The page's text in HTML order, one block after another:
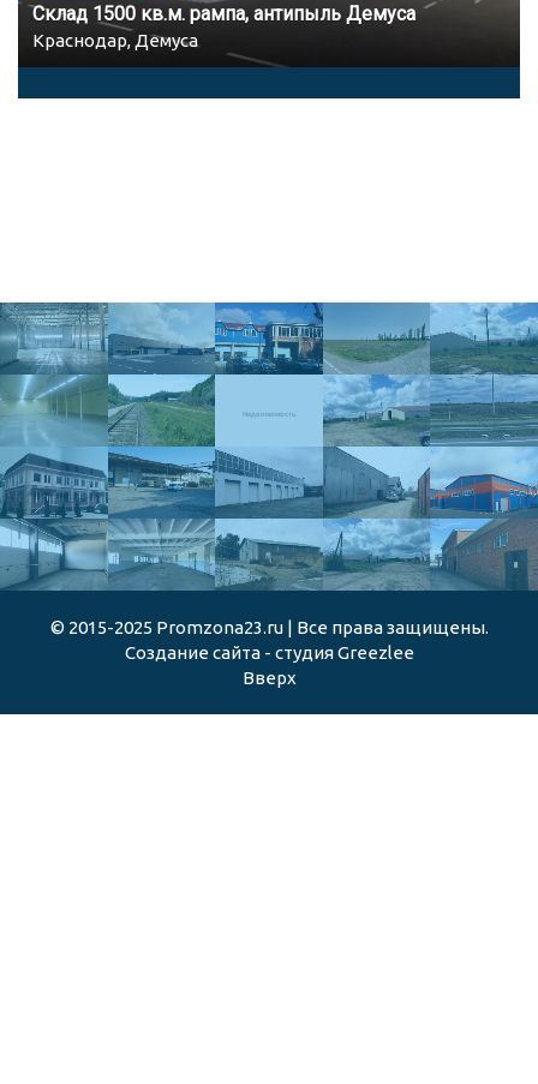
Склад 1500 кв.м. рампа, антипыль Демуса
Краснодар, Демуса
© 2015-2025 Promzona23.ru | Все права защищены.
Создание сайта - студия Greezlee
Вверх